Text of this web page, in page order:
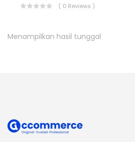
( 0 Reviews )
Menampilkan hasil tunggal